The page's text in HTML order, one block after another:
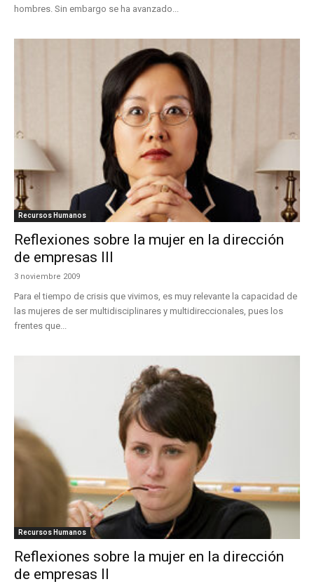
hombres. Sin embargo se ha avanzado...
Recursos Humanos
Reflexiones sobre la mujer en la dirección
de empresas III
3 noviembre 2009
Para el tiempo de crisis que vivimos, es muy relevante la capacidad de
las mujeres de ser multidisciplinares y multidireccionales, pues los
frentes que...
Recursos Humanos
Reflexiones sobre la mujer en la dirección
de empresas II